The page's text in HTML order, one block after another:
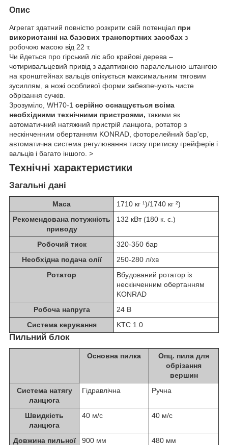
Опис
Агрегат здатний повністю розкрити свій потенціал при
використанні на базових транспортних засобах з
робочою масою від 22 т.
Чи йдеться про гірський ліс або крайові дерева –
чотиривальцевий привід з адаптивною паралельною штангою
на кронштейнах вальців опікується максимальним тяговим
зусиллям, а ножі особливої форми забезпечують чисте
обрізання сучків.
Зрозуміло, WH70-1 серійно оснащується всіма
необхідними технічними пристроями, такими як
автоматичний натяжний пристрій ланцюга, ротатор з
нескінченним обертанням KONRAD, фоторелейний бар'єр,
автоматична система регулювання тиску притиску грейферів і
вальців і багато іншого. >
Технічні характеристики
Загальні дані
Маса
1710 кг ¹)/1740 кг ²)
Рекомендована потужність
приводу
132 кВт (180 к. с.)
Робочий тиск
320-350 бар
Необхідна подача олії
250-280 л/хв
Ротатор
Вбудований ротатор із
нескінченним обертанням
KONRAD
Робоча напруга
24 В
Система керування
KTC 1.0
Пильний блок
Основна пилка
Опц. пила для
обрізання
вершин
Система натягу
ланцюга
Гідравлічна Ручна
Швидкість
ланцюга
40 м/с 40 м/с
Довжина пильної
900 мм 480 мм